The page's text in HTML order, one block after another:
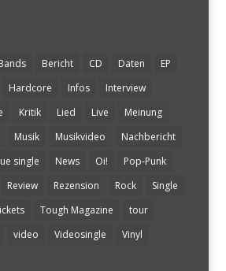
Bericht CD Daten
EP
Hardcore Infos
Interview
Kritik Lied Live
Meinung
Musik Musikvideo
Nachbericht
single News Oi!
Pop-Punk
Review Rezension Rock
Single
Tough Magazine
tour
video Videosingle
Vinyl